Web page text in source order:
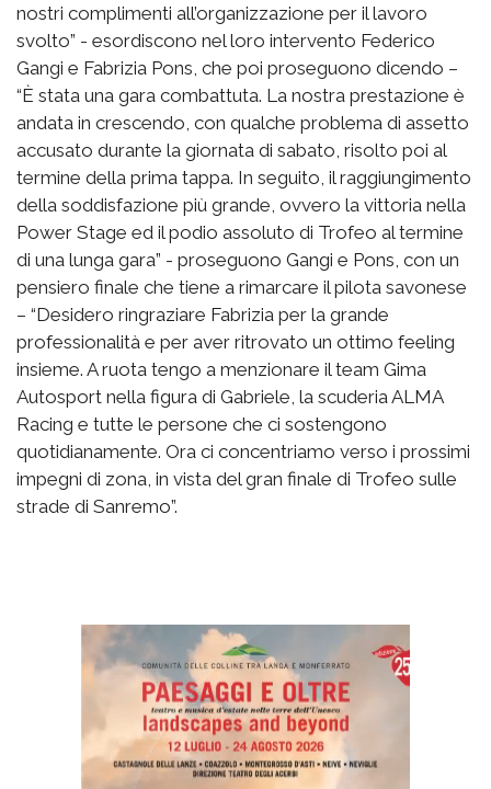
nostri complimenti all’organizzazione per il lavoro
svolto” - esordiscono nel loro intervento Federico
Gangi e Fabrizia Pons, che poi proseguono dicendo –
“È stata una gara combattuta. La nostra prestazione è
andata in crescendo, con qualche problema di assetto
accusato durante la giornata di sabato, risolto poi al
termine della prima tappa. In seguito, il raggiungimento
della soddisfazione più grande, ovvero la vittoria nella
Power Stage ed il podio assoluto di Trofeo al termine
di una lunga gara” - proseguono Gangi e Pons, con un
pensiero finale che tiene a rimarcare il pilota savonese
– “Desidero ringraziare Fabrizia per la grande
professionalità e per aver ritrovato un ottimo feeling
insieme. A ruota tengo a menzionare il team Gima
Autosport nella figura di Gabriele, la scuderia ALMA
Racing e tutte le persone che ci sostengono
quotidianamente. Ora ci concentriamo verso i prossimi
impegni di zona, in vista del gran finale di Trofeo sulle
strade di Sanremo”.